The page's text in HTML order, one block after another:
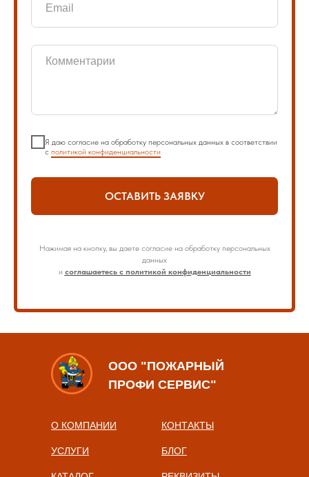
Я даю согласие на обработку персональных данных в соответствии
с политикой конфиденциальности
ОСТАВИТЬ ЗАЯВКУ
Нажимая на кнопку, вы даете согласие на обработку персональных
данных
и соглашаетесь с политикой конфиденциальности
ООО "ПОЖАРНЫЙ
ПРОФИ СЕРВИС"
О КОМПАНИИ
УСЛУГИ
КОНТАКТЫ
БЛОГ